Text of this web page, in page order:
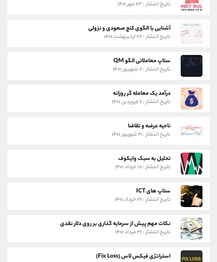
تاریخ انتشار : ۲۳ مهر ۱۴۰۱
آشنایی با الگوی کنج صعودی و نزولی
تاریخ انتشار : ۲۷ اردیبهشت ۱۴۰۱
ستاپ معاملاتی الگو QM
تاریخ انتشار : ۷ شهریور ۱۴۰۱
درآمد یک معامله گر روزانه
تاریخ انتشار : ۶ فروردین ۱۴۰۱
ناحیه عرضه و تقاضا
تاریخ انتشار : ۲۱ شهریور ۱۴۰۱
تحلیل به سبک وایکوف
تاریخ انتشار : ۱۸ خرداد ۱۴۰۱
ستاپ های ICT
تاریخ انتشار : ۲۶ خرداد ۱۴۰۱
نکات مهم پیش از سرمایه گذاری بر روی دلار نقدی
تاریخ انتشار : ۲۲ مرداد ۱۴۰۱
استراتژی فیکس لاس (Fix Loss)